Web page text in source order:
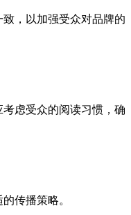
，以加强受众对品牌的
虑受众的阅读习惯，确
传播策略。